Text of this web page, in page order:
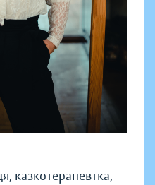
казкотерапевтка,